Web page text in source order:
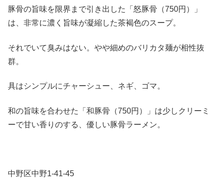
豚骨の旨味を限界まで引き出した「怒豚骨（750円）」
は、非常に濃く旨味が凝縮した茶褐色のスープ。
それでいて臭みはない。やや細めのバリカタ麺が相性抜
群。
具はシンプルにチャーシュー、ネギ、ゴマ。
和の旨味を合わせた「和豚骨（750円）」は少しクリーミ
ーで甘い香りのする、優しい豚骨ラーメン。
中野区中野1-41-45